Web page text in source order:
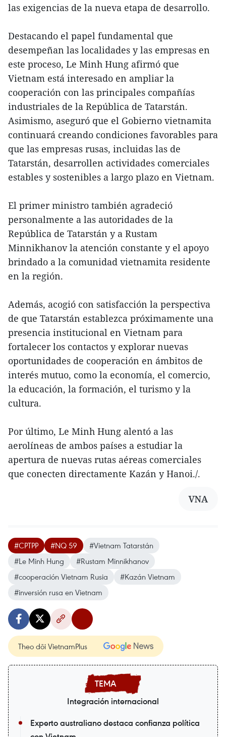
las exigencias de la nueva etapa de desarrollo.
Destacando el papel fundamental que
desempeñan las localidades y las empresas en
este proceso, Le Minh Hung afirmó que
Vietnam está interesado en ampliar la
cooperación con las principales compañías
industriales de la República de Tatarstán.
Asimismo, aseguró que el Gobierno vietnamita
continuará creando condiciones favorables para
que las empresas rusas, incluidas las de
Tatarstán, desarrollen actividades comerciales
estables y sostenibles a largo plazo en Vietnam.
El primer ministro también agradeció
personalmente a las autoridades de la
República de Tatarstán y a Rustam
Minnikhanov la atención constante y el apoyo
brindado a la comunidad vietnamita residente
en la región.
Además, acogió con satisfacción la perspectiva
de que Tatarstán establezca próximamente una
presencia institucional en Vietnam para
fortalecer los contactos y explorar nuevas
oportunidades de cooperación en ámbitos de
interés mutuo, como la economía, el comercio,
la educación, la formación, el turismo y la
cultura.
Por último, Le Minh Hung alentó a las
aerolíneas de ambos países a estudiar la
apertura de nuevas rutas aéreas comerciales
que conecten directamente Kazán y Hanoi./.
VNA
#CPTPP #NQ 59
#Vietnam Tatarstán
#Le Minh Hung
#Rustam Minnikhanov
#cooperación Vietnam Rusia
#Kazán Vietnam
#inversión rusa en Vietnam
Theo dõi VietnamPlus
Integración internacional
Experto australiano destaca confianza política